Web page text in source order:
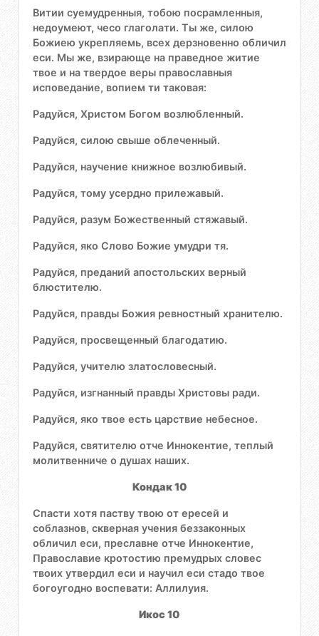
Витии суемудренныя, тобою посрамленныя,
недоумеют, чесо глаголати. Ты же, силою
Божиею укрепляемь, всех дерзновенно обличил
еси. Мы же, взирающе на праведное житие
твое и на твердое веры православныя
исповедание, вопием ти таковая:
Радуйся, Христом Богом возлюбленный.
Радуйся, силою свыше облеченный.
Радуйся, научение книжное возлюбивый.
Радуйся, тому усердно прилежавый.
Радуйся, разум Божественный стяжавый.
Радуйся, яко Слово Божие умудри тя.
Радуйся, преданий апостольских верный
блюстителю.
Радуйся, правды Божия ревностный хранителю.
Радуйся, просвещенный благодатию.
Радуйся, учителю златословесный.
Радуйся, изгнанный правды Христовы ради.
Радуйся, яко твое есть царствие небесное.
Радуйся, святителю отче Иннокентие, теплый
молитвенниче о душах наших.
Кондак 10
Спасти хотя паству твою от ересей и
соблазнов, скверная учения беззаконных
обличил еси, преславне отче Иннокентие,
Православие кротостию премудрых словес
твоих утвердил еси и научил еси стадо твое
богоугодно воспевати: Аллилуия.
Икос 10